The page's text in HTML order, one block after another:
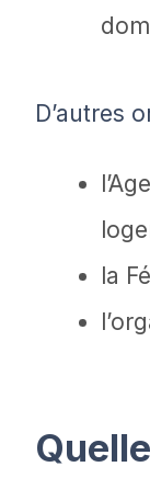
D’autres
la